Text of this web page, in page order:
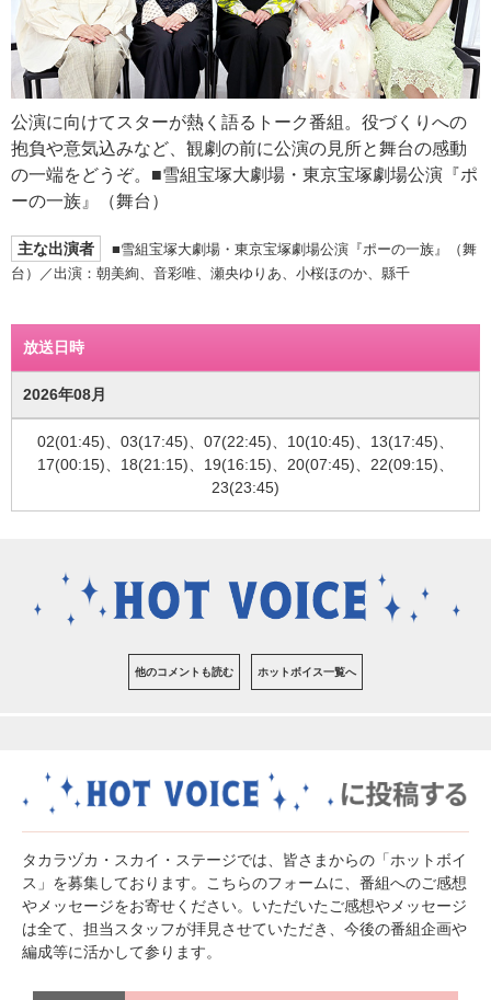
公演に向けてスターが熱く語るトーク番組。役づくりへの
抱負や意気込みなど、観劇の前に公演の見所と舞台の感動
の一端をどうぞ。■雪組宝塚大劇場・東京宝塚劇場公演『ポ
ーの一族』（舞台）
主な出演者
■雪組宝塚大劇場・東京宝塚劇場公演『ポーの一族』（舞
台）／出演：朝美絢、音彩唯、瀬央ゆりあ、小桜ほのか、縣千
放送日時
2026年08月
02(01:45)、03(17:45)、07(22:45)、10(10:45)、13(17:45)、
17(00:15)、18(21:15)、19(16:15)、20(07:45)、22(09:15)、
23(23:45)
他のコメントも読む ホットボイス一覧へ
タカラヅカ・スカイ・ステージでは、皆さまからの「ホットボイ
ス」を募集しております。こちらのフォームに、番組へのご感想
やメッセージをお寄せください。いただいたご感想やメッセージ
は全て、担当スタッフが拝見させていただき、今後の番組企画や
編成等に活かして参ります。